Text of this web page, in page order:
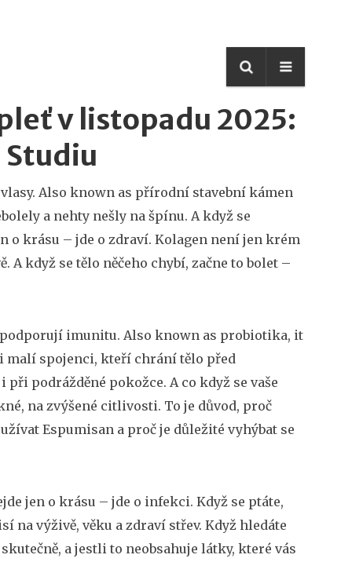
v listopadu 2025:
Studiu
. Also known as přírodní stavební kámen
a nehty nešly na špínu. A když se
o krásu – jde o zdraví. Kolagen není jen krém
když se tělo něčeho chybí, začne to bolet –
podporují imunitu. Also known as probiotika, it
malí spojenci, kteří chrání tělo před
podrážděné pokožce. A co když se vaše
na zvýšené citlivosti. To je důvod, proč
Espumisan a proč je důležité vyhýbat se
jen o krásu – jde o infekci. Když se ptáte,
na výživě, věku a zdraví střev. Když hledáte
a jestli to neobsahuje látky, které vás